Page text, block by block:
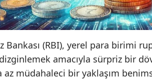
Bankası (RBI), yerel para birimi
amacıyla sürpriz bir
az müdahaleci bir yaklaşım